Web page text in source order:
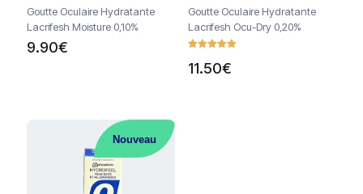
Goutte Oculaire Hydratante
Lacrifesh Moisture 0,10%
9.90€
Goutte Oculaire Hydratante
Lacrifesh Ocu-Dry 0,20%
5.00
sur 5
11.50€
Nouveau